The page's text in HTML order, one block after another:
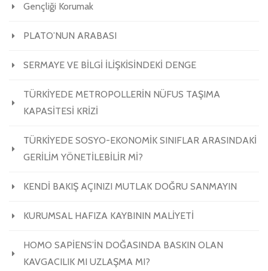
Gençliği Korumak
PLATO’NUN ARABASI
SERMAYE VE BİLGİ İLİŞKİSİNDEKİ DENGE
TÜRKİYEDE METROPOLLERİN NÜFUS TAŞIMA
KAPASİTESİ KRİZİ
TÜRKİYEDE SOSYO-EKONOMİK SINIFLAR ARASINDAKİ
GERİLİM YÖNETİLEBİLİR Mİ?
KENDİ BAKIŞ AÇINIZI MUTLAK DOĞRU SANMAYIN
KURUMSAL HAFIZA KAYBININ MALİYETİ
HOMO SAPİENS’İN DOĞASINDA BASKIN OLAN
KAVGACILIK MI UZLAŞMA MI?